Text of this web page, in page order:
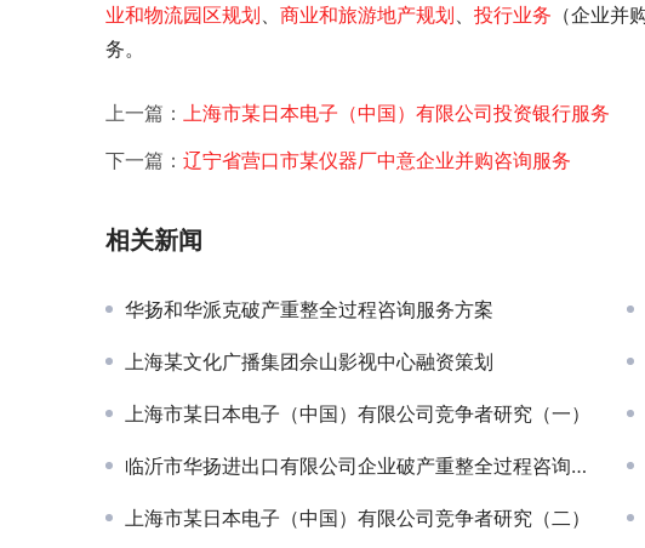
业和物流园区规划、 商业和旅游地产规划、 投行业务 （企业并
务。
上一篇： 上海市某日本电子（中国）有限公司投资银行服务
下一篇： 辽宁省营口市某仪器厂中意企业并购咨询服务
相关新闻
华扬和华派克破产重整全过程咨询服务方案
上海某文化广播集团佘山影视中心融资策划
上海市某日本电子（中国）有限公司竞争者研究（一）
临沂市华扬进出口有限公司企业破产重整全过程咨询服务
上海市某日本电子（中国）有限公司竞争者研究（二）